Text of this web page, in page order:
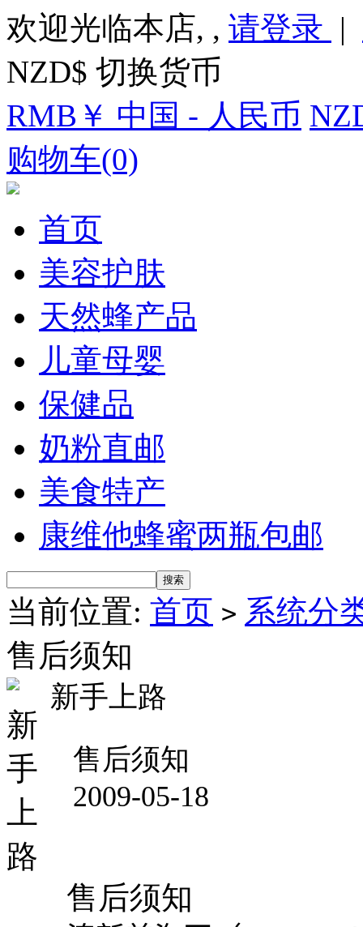
欢迎光临本店, , 请登录 |
NZD$ 切换货币
RMB￥ 中国 - 人民币
购物车(0)
首页
美容护肤
天然蜂产品
儿童母婴
保健品
奶粉直邮
美食特产
康维他蜂蜜两瓶包邮
当前位置: 首页 > 系统分
售后须知
新手上路
售后须知
2009-05-18
售后须知
新
手
上
路